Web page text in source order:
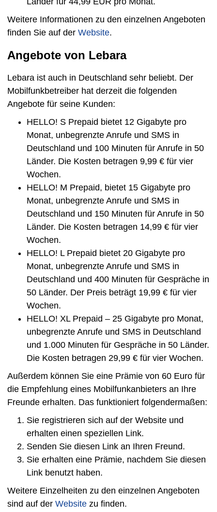
Weitere Informationen zu den einzelnen Angeboten
finden Sie auf der Website.
Angebote von Lebara
Lebara ist auch in Deutschland sehr beliebt. Der
Mobilfunkbetreiber hat derzeit die folgenden
Angebote für seine Kunden:
HELLO! S Prepaid bietet 12 Gigabyte pro
Monat, unbegrenzte Anrufe und SMS in
Deutschland und 100 Minuten für Anrufe in 50
Länder. Die Kosten betragen 9,99 € für vier
Wochen.
HELLO! M Prepaid, bietet 15 Gigabyte pro
Monat, unbegrenzte Anrufe und SMS in
Deutschland und 150 Minuten für Anrufe in 50
Länder. Die Kosten betragen 14,99 € für vier
Wochen.
HELLO! L Prepaid bietet 20 Gigabyte pro
Monat, unbegrenzte Anrufe und SMS in
Deutschland und 400 Minuten für Gespräche in
50 Länder. Der Preis beträgt 19,99 € für vier
Wochen.
HELLO! XL Prepaid – 25 Gigabyte pro Monat,
unbegrenzte Anrufe und SMS in Deutschland
und 1.000 Minuten für Gespräche in 50 Länder.
Die Kosten betragen 29,99 € für vier Wochen.
Außerdem können Sie eine Prämie von 60 Euro für
die Empfehlung eines Mobilfunkanbieters an Ihre
Freunde erhalten. Das funktioniert folgendermaßen:
Sie registrieren sich auf der Website und
erhalten einen speziellen Link.
Senden Sie diesen Link an Ihren Freund.
Sie erhalten eine Prämie, nachdem Sie diesen
Link benutzt haben.
Weitere Einzelheiten zu den einzelnen Angeboten
sind auf der Website zu finden.